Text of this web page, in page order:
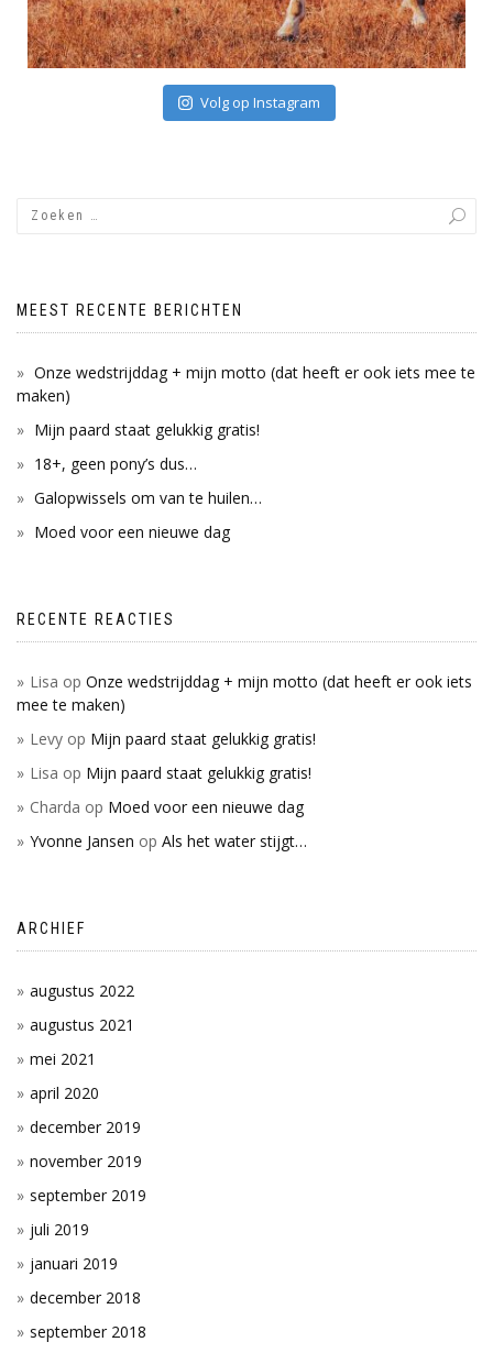
Volg op Instagram
MEEST RECENTE BERICHTEN
Onze wedstrijddag + mijn motto (dat heeft er ook iets mee te
maken)
Mijn paard staat gelukkig gratis!
18+, geen pony’s dus…
Galopwissels om van te huilen…
Moed voor een nieuwe dag
RECENTE REACTIES
Lisa op Onze wedstrijddag + mijn motto (dat heeft er ook iets
mee te maken)
Levy op Mijn paard staat gelukkig gratis!
Lisa op Mijn paard staat gelukkig gratis!
Charda op Moed voor een nieuwe dag
Yvonne Jansen op Als het water stijgt…
ARCHIEF
augustus 2022
augustus 2021
mei 2021
april 2020
december 2019
november 2019
september 2019
juli 2019
januari 2019
december 2018
september 2018